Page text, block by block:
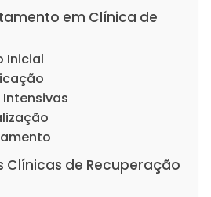
em Clínica de
Inicial
Clínicas de Recuperação